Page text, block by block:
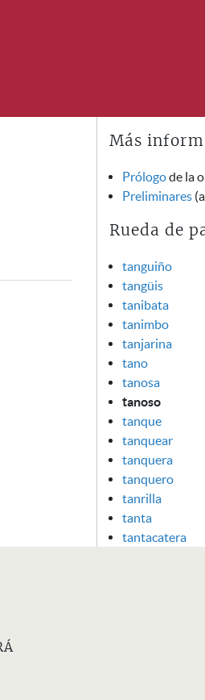
Más
Prólogode la
Preliminares
Rueda de
tanguiño
tangüis
tanibata
tanimbo
tanjarina
tano
tanosa
tanoso
tanque
tanquear
tanquera
tanquero
tanrilla
tanta
tantacatera